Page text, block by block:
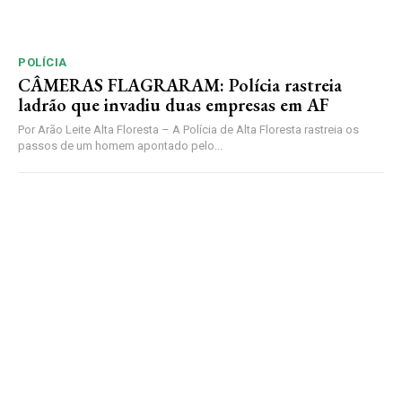
POLÍCIA
CÂMERAS FLAGRARAM: Polícia rastreia
ladrão que invadiu duas empresas em AF
Por Arão Leite Alta Floresta – A Polícia de Alta Floresta rastreia os
passos de um homem apontado pelo...